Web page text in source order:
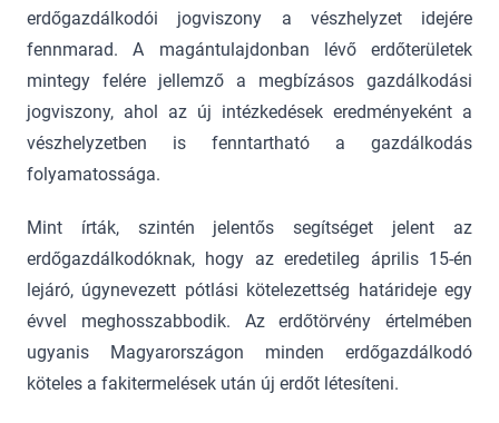
erdőgazdálkodói jogviszony a vészhelyzet idejére
fennmarad. A magántulajdonban lévő erdőterületek
mintegy felére jellemző a megbízásos gazdálkodási
jogviszony, ahol az új intézkedések eredményeként a
vészhelyzetben is fenntartható a gazdálkodás
folyamatossága.
Mint írták, szintén jelentős segítséget jelent az
erdőgazdálkodóknak, hogy az eredetileg április 15-én
lejáró, úgynevezett pótlási kötelezettség határideje egy
évvel meghosszabbodik. Az erdőtörvény értelmében
ugyanis Magyarországon minden erdőgazdálkodó
köteles a fakitermelések után új erdőt létesíteni.